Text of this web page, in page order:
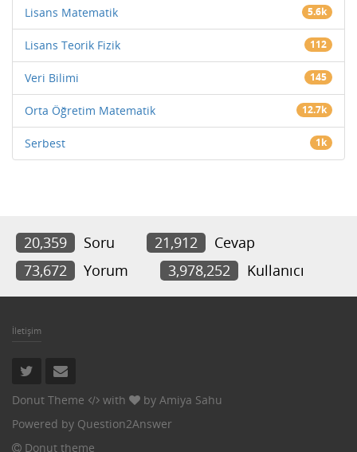
Lisans Matematik 5.6k
Lisans Teorik Fizik 112
Veri Bilimi 145
Orta Öğretim Matematik 12.7k
Serbest 1k
20,359 Soru 21,912
Cevap
73,672
Yorum 3,978,252 Kullanıcı
İletişim
Donut Theme with by Amiya Sahu
Powered by Question2Answer
Donut theme